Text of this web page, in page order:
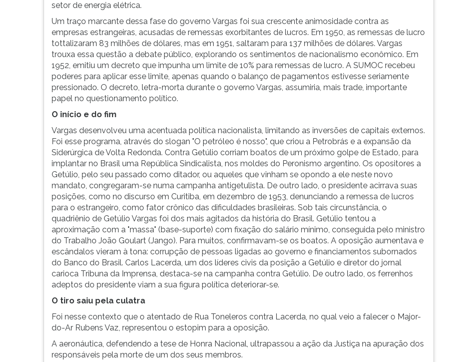
setor de energia elétrica.
Um traço marcante dessa fase do governo Vargas foi sua crescente animosidade contra as
empresas estrangeiras, acusadas de remessas exorbitantes de lucros. Em 1950, as remessas de lucro
tottalizaram 83 milhões de dólares, mas em 1951, saltaram para 137 milhões de dólares. Vargas
trouxa essa questão a debate público, explorando os sentimentos de nacionalismo econômico. Em
1952, emitiu um decreto que impunha um limite de 10% para remessas de lucro. A SUMOC recebeu
poderes para aplicar esse limite, apenas quando o balanço de pagamentos estivesse seriamente
pressionado. O decreto, letra-morta durante o governo Vargas, assumiria, mais trade, importante
papel no questionamento político.
O início e do fim
Vargas desenvolveu uma acentuada política nacionalista, limitando as inversões de capitais externos.
Foi esse programa, através do slogan "O petróleo é nosso", que criou a Petrobrás e a expansão da
Siderúrgica de Volta Redonda. Contra Getúlio corriam boatos de um próximo golpe de Estado, para
implantar no Brasil uma República Sindicalista, nos moldes do Peronismo argentino. Os opositores a
Getúlio, pelo seu passado como ditador, ou aqueles que vinham se opondo a ele neste novo
mandato, congregaram-se numa campanha antigetulista. De outro lado, o presidente acirrava suas
posições, como no discurso em Curitiba, em dezembro de 1953, denunciando a remessa de lucros
para o estrangeiro, como fator crônico das dificuldades brasileiras. Sob tais circunstância, o
quadriênio de Getúlio Vargas foi dos mais agitados da história do Brasil. Getúlio tentou a
aproximação com a "massa" (base-suporte) com fixação do salário mínimo, conseguida pelo ministro
do Trabalho João Goulart (Jango). Para muitos, confirmavam-se os boatos. A oposição aumentava e
escândalos vieram à tona: corrupção de pessoas ligadas ao governo e financiamentos subornados
do Banco do Brasil. Carlos Lacerda, um dos líderes civis da posição a Getúlio e diretor do jornal
carioca Tribuna da Imprensa, destaca-se na campanha contra Getúlio. De outro lado, os ferrenhos
adeptos do presidente viam a sua figura política deteriorar-se.
O tiro saiu pela culatra
Foi nesse contexto que o atentado de Rua Toneleros contra Lacerda, no qual veio a falecer o Major-
do-Ar Rubens Vaz, representou o estopim para a oposição.
A aeronáutica, defendendo a tese de Honra Nacional, ultrapassou a ação da Justiça na apuração dos
responsáveis pela morte de um dos seus membros.